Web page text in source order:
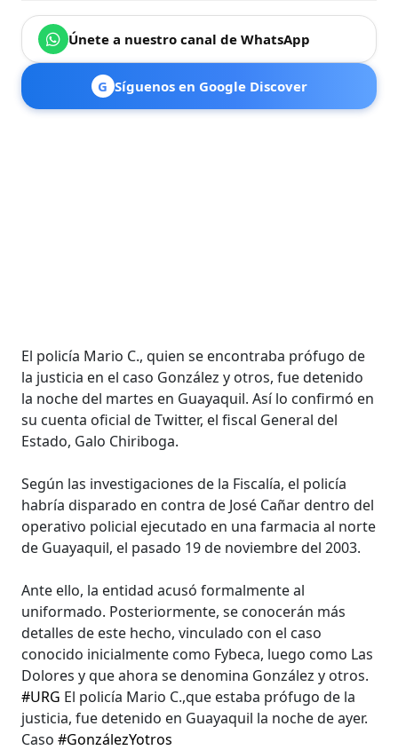
Únete a nuestro canal de WhatsApp
G Síguenos en Google Discover
El policía Mario C., quien se encontraba prófugo de
la justicia en el caso González y otros, fue detenido
la noche del martes en Guayaquil. Así lo confirmó en
su cuenta oficial de Twitter, el fiscal General del
Estado, Galo Chiriboga.
Según las investigaciones de la Fiscalía, el policía
habría disparado en contra de José Cañar dentro del
operativo policial ejecutado en una farmacia al norte
de Guayaquil, el pasado 19 de noviembre del 2003.
Ante ello, la entidad acusó formalmente al
uniformado. Posteriormente, se conocerán más
detalles de este hecho, vinculado con el caso
conocido inicialmente como Fybeca, luego como Las
Dolores y que ahora se denomina González y otros.
#URG El policía Mario C.,que estaba prófugo de la
justicia, fue detenido en Guayaquil la noche de ayer.
Caso#GonzálezYotros